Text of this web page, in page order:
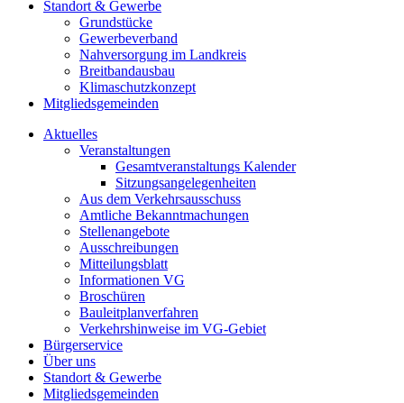
Standort & Gewerbe
Grundstücke
Gewerbeverband
Nahversorgung im Landkreis
Breitbandausbau
Klimaschutzkonzept
Mitgliedsgemeinden
Aktuelles
Veranstaltungen
Gesamtveranstaltungs Kalender
Sitzungsangelegenheiten
Aus dem Verkehrsausschuss
Amtliche Bekanntmachungen
Stellenangebote
Ausschreibungen
Mitteilungsblatt
Informationen VG
Broschüren
Bauleitplanverfahren
Verkehrshinweise im VG-Gebiet
Bürgerservice
Über uns
Standort & Gewerbe
Mitgliedsgemeinden